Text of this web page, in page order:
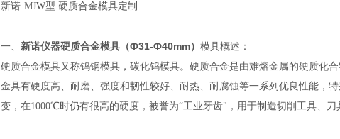
新诺·MJW型 硬质合金模具定制
一、 新诺仪器硬质合金模具（Ф31-Ф40mm） 模具概述：
硬质合金模具又称钨钢模具，碳化钨模具。硬质合金是由难熔金属的硬质化
金具有硬度高、耐磨、强度和韧性较好、耐热、耐腐蚀等一系列优良性能，
变，在1000℃时仍有很高的硬度，被誉为“工业牙齿"，用于制造切削工具、刀